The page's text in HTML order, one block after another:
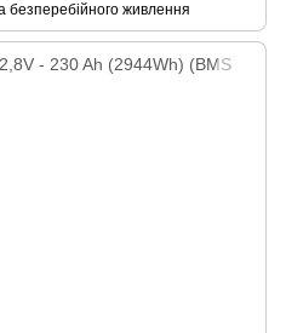
безперебійного живлення